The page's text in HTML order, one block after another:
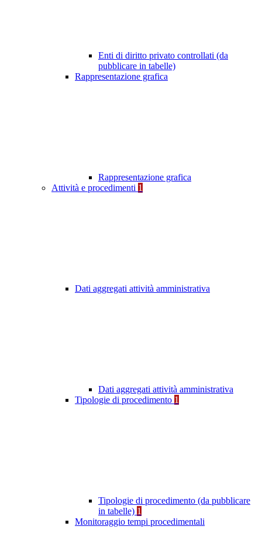
Enti di diritto privato controllati (da
pubblicare in tabelle)
Rappresentazione grafica
Rappresentazione grafica
Attività e procedimenti 1
Dati aggregati attività amministrativa
Dati aggregati attività amministrativa
Tipologie di procedimento 1
Tipologie di procedimento (da pubblicare
in tabelle) 1
Monitoraggio tempi procedimentali